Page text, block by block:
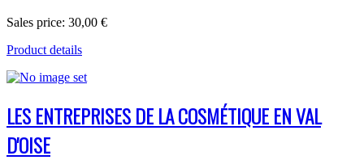
Sales price: 30,00 €
Product details
LES ENTREPRISES DE LA COSMÉTIQUE EN VAL
D'OISE